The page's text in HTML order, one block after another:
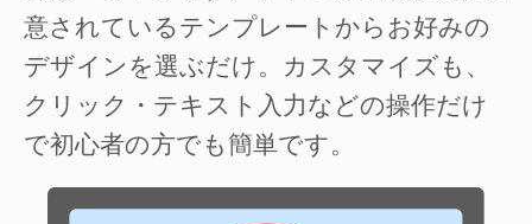
意されているテンプレートからお好みの
デザインを選ぶだけ。カスタマイズも、
クリック・テキスト入力などの操作だけ
で初心者の方でも簡単です。